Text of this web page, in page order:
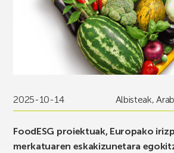
2025-10-14 Albisteak,
FoodESG proiektuak, Europako
merkatuaren eskakizunetara